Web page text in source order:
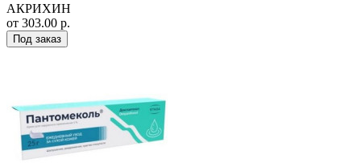
АКРИХИН
от 303.00 р.
Под заказ